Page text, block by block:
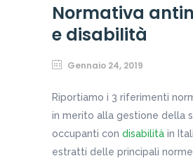
Normativa
e disabilità
Gennaio 24, 2019
Riportiamo i 3 riferimenti
in merito alla gestione della
occupanti con disabilità in
estratti delle principali norme